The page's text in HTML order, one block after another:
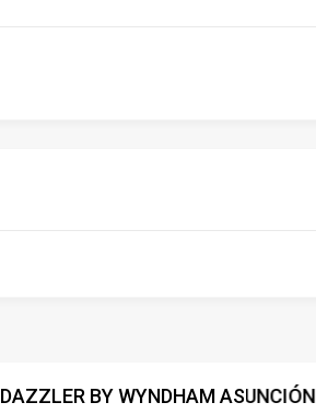
DAZZLER BY WYNDHAM ASUNCIÓN